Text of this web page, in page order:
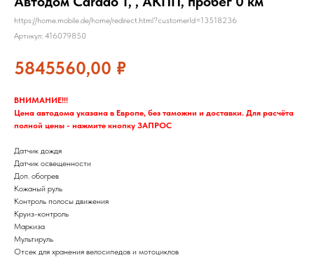
https://home.mobile.de/home/redirect.html?customerId=13518236
Артикул: 416079850
5845560,00 ₽
ВНИМАНИЕ!!!
Цена автодома указана в Европе, без таможни и доставки. Для расчёта
полной цены - нажмите кнопку ЗАПРОС
Датчик дождя
Датчик освещенности
Доп. обогрев
Кожаный руль
Контроль полосы движения
Круиз-контроль
Маркиза
Мультируль
Отсек для хранения велосипедов и мотоциклов